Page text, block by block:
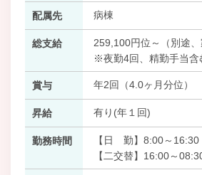
配属先 病棟
総支給
259,100円位～（別途、
※夜勤4回、精勤手当含
賞与 年2回（4.0ヶ月分位）
昇給 有り(年１回)
勤務時間
【日 勤】8:00～16:30
【二交替】16:00～